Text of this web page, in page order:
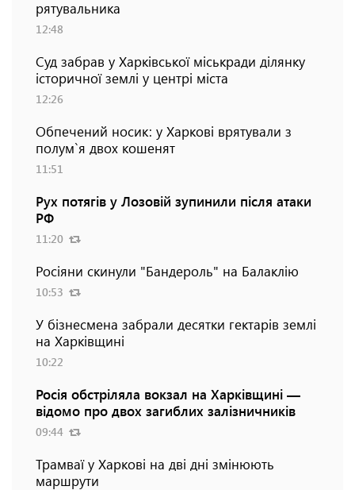
рятувальника
12:48
Суд забрав у Харківської міськради ділянку
історичної землі у центрі міста
12:26
Обпечений носик: у Харкові врятували з
полум`я двох кошенят
11:51
Рух потягів у Лозовій зупинили після атаки
РФ
11:20
Росіяни скинули "Бандероль" на Балаклію
10:53
У бізнесмена забрали десятки гектарів землі
на Харківщині
10:22
Росія обстріляла вокзал на Харківщині —
відомо про двох загиблих залізничників
09:44
Трамваї у Харкові на дві дні змінюють
маршрути